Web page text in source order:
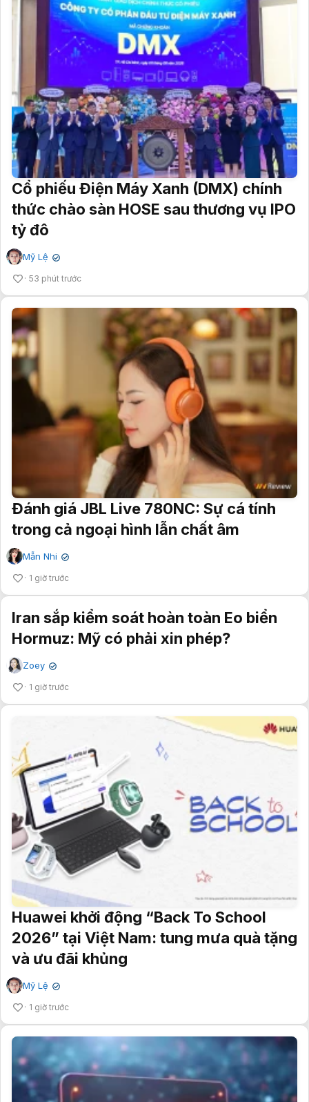
Cổ phiếu Điện Máy Xanh (DMX) chính
thức chào sàn HOSE sau thương vụ IPO
tỷ đô
Mỹ Lệ ✔
53 phút trước
Đánh giá JBL Live 780NC: Sự cá tính
trong cả ngoại hình lẫn chất âm
Mẫn Nhi ✔
1 giờ trước
Iran sắp kiểm soát hoàn toàn Eo biển
Hormuz: Mỹ có phải xin phép?
Zoey ✔
1 giờ trước
Huawei khởi động “Back To School
2026” tại Việt Nam: tung mưa quà tặng
và ưu đãi khủng
Mỹ Lệ ✔
1 giờ trước